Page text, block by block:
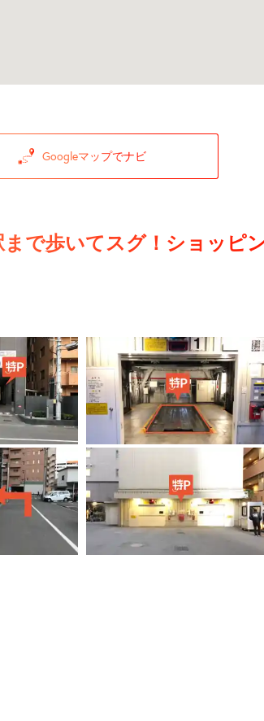
Googleマップでナビ
まで歩いてスグ！ショッピ